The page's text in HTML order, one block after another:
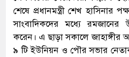
শেষে প্রধানমন্ত্রী শেখ হাসিনার
সাংবাদিকদের মধ্যে রমজানের
করেন। এ ছাড়া সকালে
৯ টি ইউনিয়ন ও পৌর সভার